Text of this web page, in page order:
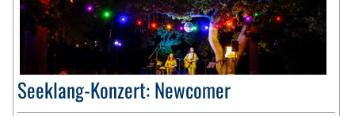
Seeklang-Konzert: Newcomer